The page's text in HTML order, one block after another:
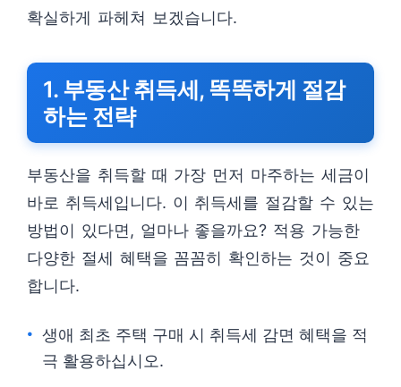
확실하게 파헤쳐 보겠습니다.
1. 부동산 취득세, 똑똑하게 절감
하는 전략
부동산을 취득할 때 가장 먼저 마주하는 세금이
바로 취득세입니다. 이 취득세를 절감할 수 있는
방법이 있다면, 얼마나 좋을까요? 적용 가능한
다양한 절세 혜택을 꼼꼼히 확인하는 것이 중요
합니다.
생애 최초 주택 구매 시 취득세 감면 혜택을 적
극 활용하십시오.